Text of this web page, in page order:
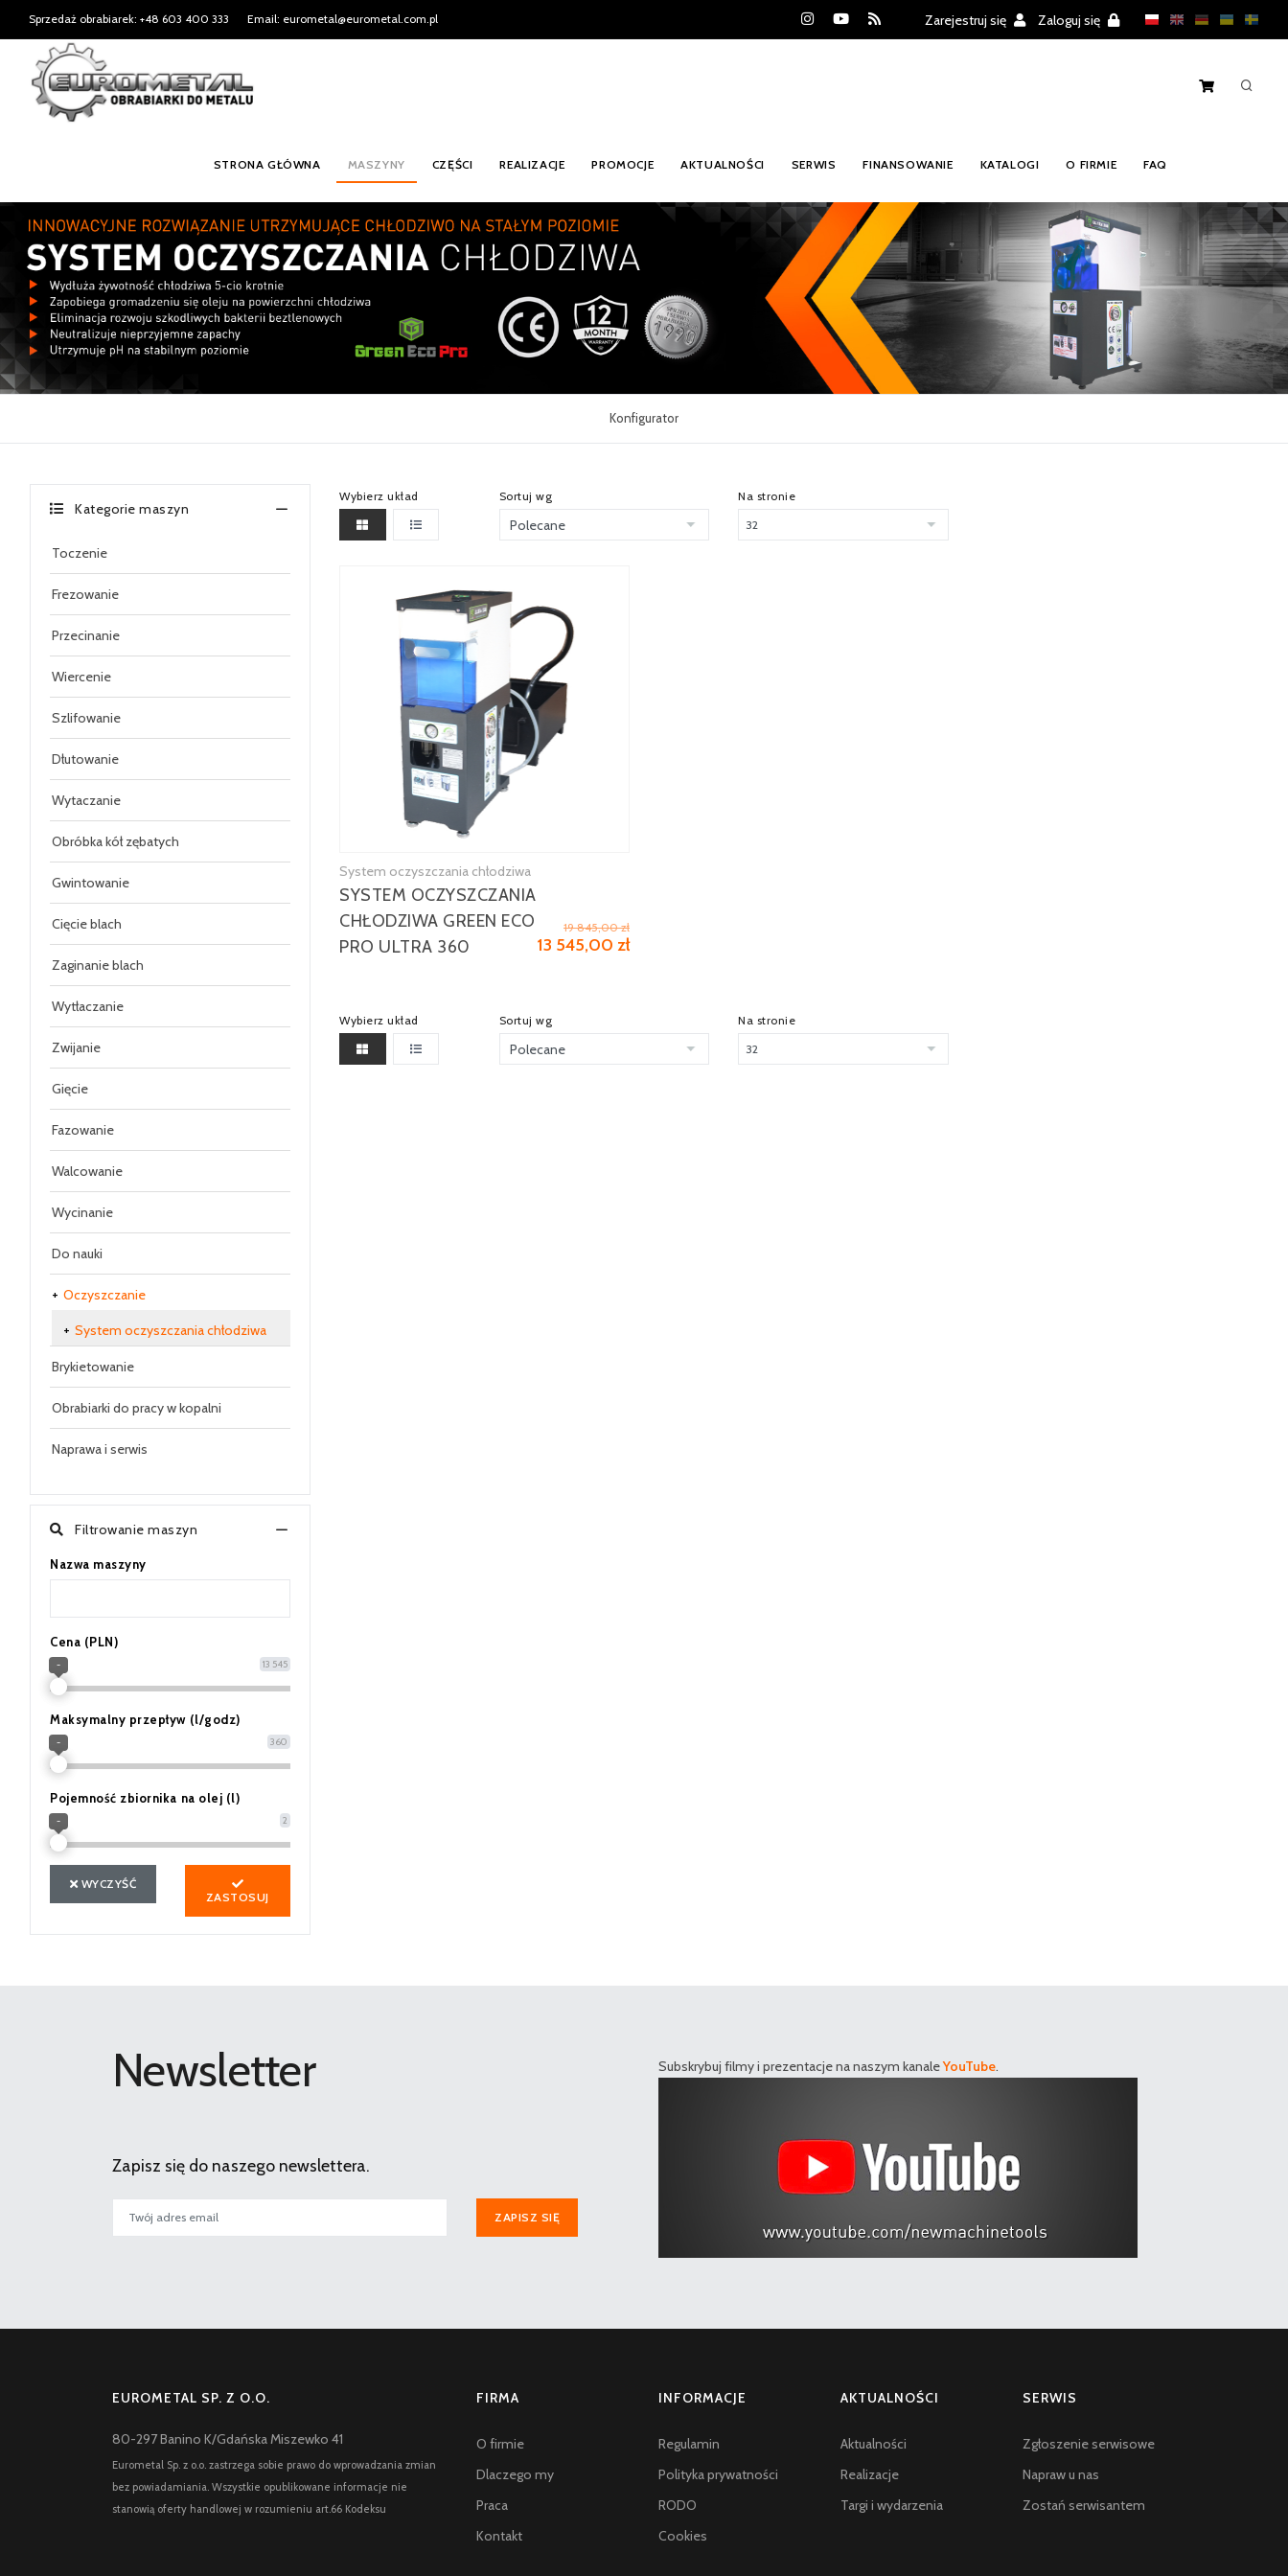
Sprzedaż obrabiarek: +48 603 400 333 Email: eurometal@eurometal.com.pl Zarejestruj się Zaloguj się
STRONA GŁÓWNA MASZYNY CZĘŚCI REALIZACJE PROMOCJE AKTUALNOŚCI SERWIS FINANSOWANIE KATALOGI O FIRMIE FAQ
Konfigurator
Kategorie maszyn
Toczenie
Frezowanie
Przecinanie
Wiercenie
Szlifowanie
Dłutowanie
Wytaczanie
Obróbka kół zębatych
Gwintowanie
Cięcie blach
Zaginanie blach
Wytłaczanie
Zwijanie
Gięcie
Fazowanie
Walcowanie
Wycinanie
Do nauki
Oczyszczanie
System oczyszczania chłodziwa
Brykietowanie
Obrabiarki do pracy w kopalni
Naprawa i serwis
Filtrowanie maszyn
Nazwa maszyny
Cena (PLN)
13 545
-
Maksymalny przepływ (l/godz)
360
-
Pojemność zbiornika na olej (l)
2
-
WYCZYŚĆ
ZASTOSUJ
Wybierz układ Sortuj wg Na stronie
Zobacz więcej
System oczyszczania chłodziwa
SYSTEM OCZYSZCZANIA
CHŁODZIWA GREEN ECO
PRO ULTRA 360
19 845,00 zł
13 545,00 zł
Wybierz układ Sortuj wg Na stronie
Newsletter
Zapisz się do naszego newslettera.
ZAPISZ SIĘ
Subskrybuj filmy i prezentacje na naszym kanaleYouTube.
EUROMETAL SP. Z O.O.
80-297 Banino K/Gdańska Miszewko 41
Eurometal Sp. z o.o. zastrzega sobie prawo do wprowadzania zmian
bez powiadamiania. Wszystkie opublikowane informacje nie
stanowią oferty handlowej w rozumieniu art.66 Kodeksu
FIRMA
O firmie
Dlaczego my
Praca
Kontakt
INFORMACJE
Regulamin
Polityka prywatności
RODO
Cookies
AKTUALNOŚCI
Aktualności
Realizacje
Targi i wydarzenia
SERWIS
Zgłoszenie serwisowe
Napraw u nas
Zostań serwisantem